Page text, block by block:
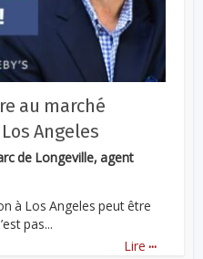
au marché
Angeles
de Longeville, agent
à Los Angeles peut être
pas...
Lire ...